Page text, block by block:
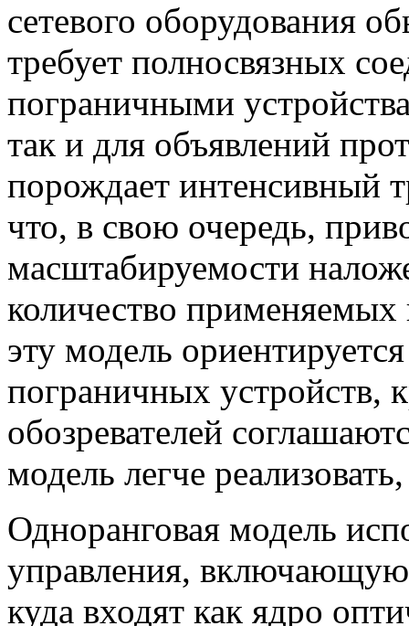
сетевого оборудования
требует полносвязных
пограничными
так и для объявлений
порождает интенсивный
что, в свою очередь,
масштабируемости
количество
эту модель
пограничных устройств,
обозревателей
модель легче
Одноранговая модель
управления,
куда входят как ядро